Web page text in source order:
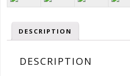
DESCRIPTION
DESCRIPTION